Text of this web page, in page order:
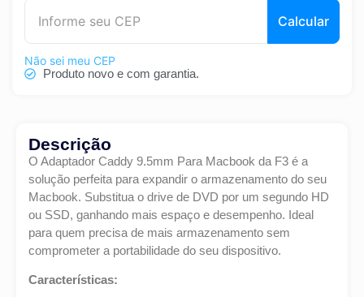
Calcular
Não sei meu CEP
Produto novo e com garantia.
Descrição
O Adaptador Caddy 9.5mm Para Macbook da F3 é a
solução perfeita para expandir o armazenamento do seu
Macbook. Substitua o drive de DVD por um segundo HD
ou SSD, ganhando mais espaço e desempenho. Ideal
para quem precisa de mais armazenamento sem
comprometer a portabilidade do seu dispositivo.
Características: